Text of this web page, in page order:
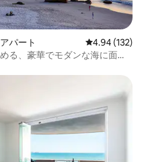
パート レビュー132
4.94 (132)
る、豪華でモダンな海に面し